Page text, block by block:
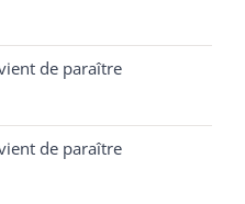
de paraître
de paraître